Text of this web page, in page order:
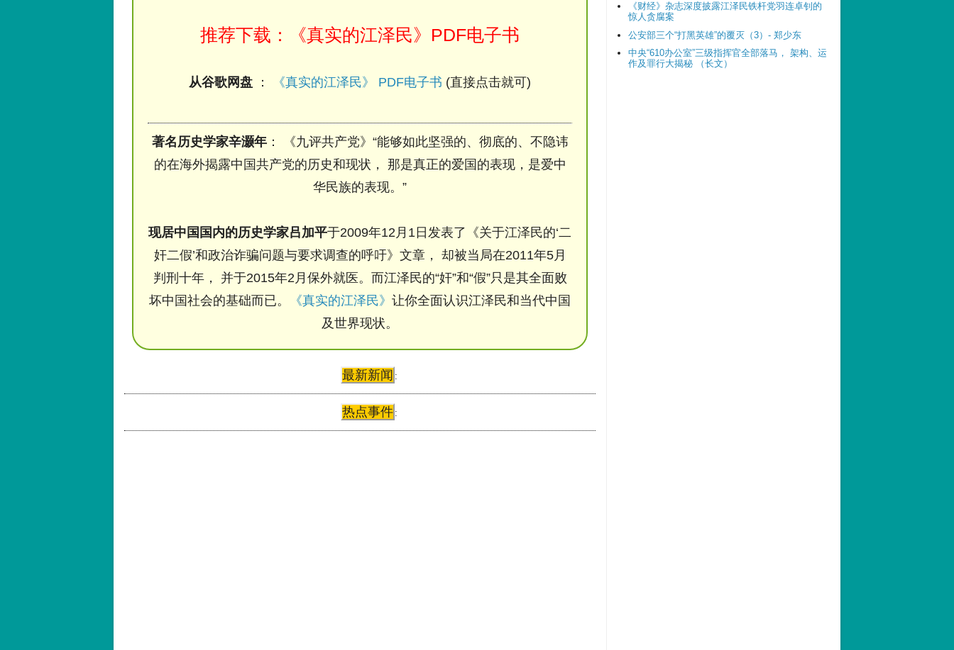
推荐下载：《真实的江泽民》PDF电子书
从谷歌网盘 ： 《真实的江泽民》 PDF电子书 (直接点击就可)
著名历史学家辛灏年： 《九评共产党》“能够如此坚强的、彻底的、不隐讳
的在海外揭露中国共产党的历史和现状， 那是真正的爱国的表现，是爱中
华民族的表现。”
现居中国国内的历史学家吕加平于2009年12月1日发表了《关于江泽民的‘二
奸二假’和政治诈骗问题与要求调查的呼吁》文章， 却被当局在2011年5月
判刑十年， 并于2015年2月保外就医。而江泽民的“奸”和“假”只是其全面败
坏中国社会的基础而已。
《真实的江泽民》 让你全面认识江泽民和当代中国
及世界现状。
最新新闻 :
热点事件 :
《财经》杂志深度披露江泽民铁杆党羽连卓钊的
惊人贪腐案
公安部三个“打黑英雄”的覆灭（3）- 郑少东
中央“610办公室”三级指挥官全部落马， 架构、运
作及罪行大揭秘 （长文）